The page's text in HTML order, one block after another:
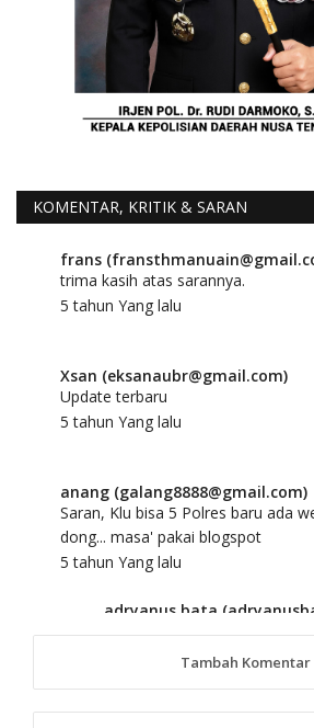
KOMENTAR, KRITIK & SARAN
frans
trima kasih atas sarannya.
5 tahun Yang lalu
Xsan (eksanaubr@gmail.com)
Update terbaru
5 tahun Yang lalu
anang (galang8888@gmail.com)
Saran, Klu bisa 5 Polres baru ada
dong... masa' pakai blogspot
5 tahun Yang lalu
adryanus bata
TKS atas saran dan
tindaklanjutiTambah Komentar